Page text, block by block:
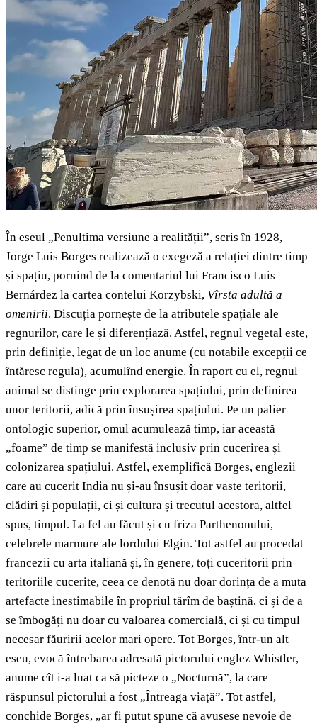
În eseul „Penultima versiune a realității”, scris în 1928,
Jorge Luis Borges realizează o exegeză a relației dintre timp
și spațiu, pornind de la comentariul lui Francisco Luis
Bernárdez la cartea contelui Korzybski, Vîrsta adultă a
omenirii. Discuția pornește de la atributele spațiale ale
regnurilor, care le și diferențiază. Astfel, regnul vegetal este,
prin definiție, legat de un loc anume (cu notabile excepții ce
întăresc regula), acumulînd energie. În raport cu el, regnul
animal se distinge prin explorarea spațiului, prin definirea
unor teritorii, adică prin însușirea spațiului. Pe un palier
ontologic superior, omul acumulează timp, iar această
„foame” de timp se manifestă inclusiv prin cucerirea și
colonizarea spațiului. Astfel, exemplifică Borges, englezii
care au cucerit India nu și-au însușit doar vaste teritorii,
clădiri și populații, ci și cultura și trecutul acestora, altfel
spus, timpul. La fel au făcut și cu friza Parthenonului,
celebrele marmure ale lordului Elgin. Tot astfel au procedat
francezii cu arta italiană și, în genere, toți cuceritorii prin
teritoriile cucerite, ceea ce denotă nu doar dorința de a muta
artefacte inestimabile în propriul tărîm de baștină, ci și de a
se îmbogăți nu doar cu valoarea comercială, ci și cu timpul
necesar făuririi acelor mari opere. Tot Borges, într-un alt
eseu, evocă întrebarea adresată pictorului englez Whistler,
anume cît i-a luat ca să picteze o „Nocturnă”, la care
răspunsul pictorului a fost „Întreaga viață”. Tot astfel,
conchide Borges, „ar fi putut spune că avusese nevoie de